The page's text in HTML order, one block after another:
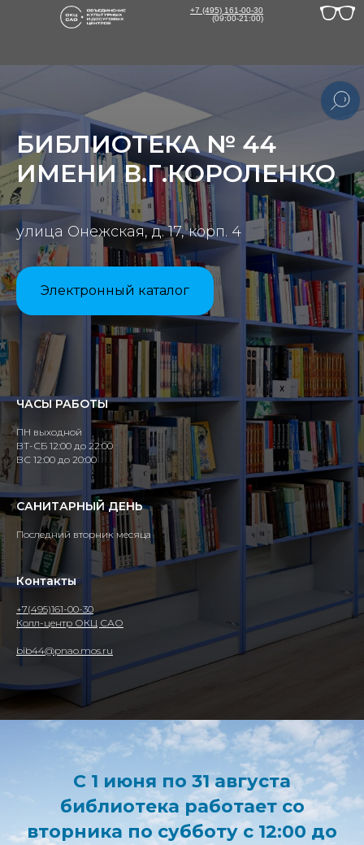
+7 (495) 161-00-30
(09:00-21:00)
БИБЛИОТЕКА № 44
ИМЕНИ В.Г.КОРОЛЕНКО
улица Онежская, д. 17, корп. 4
Электронный каталог
ЧАСЫ РАБОТЫ
ПН выходной
ВТ-СБ 12:00 до 22:00
ВС 12:00 до 20:00
САНИТАРНЫЙ ДЕНЬ
Последний вторник месяца
Контакты
+7(495)161-00-30
Колл-центр ОКЦ САО
bib44@pnao.mos.ru
С 1 июня по 31 августа
библиотека работает со
вторника по субботу с 12:00 до